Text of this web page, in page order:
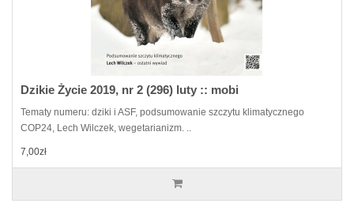
Dzikie Życie 2019, nr 2 (296) luty :: mobi
Tematy numeru: dziki i ASF, podsumowanie szczytu klimatycznego
COP24, Lech Wilczek, wegetarianizm. ..
7,00zł